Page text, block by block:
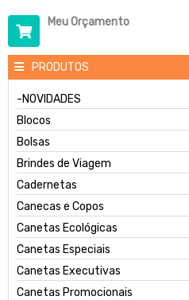
Meu Orçamento
PRODUTOS
-NOVIDADES
Blocos
Bolsas
Brindes de Viagem
Cadernetas
Canecas e Copos
Canetas Ecológicas
Canetas Especiais
Canetas Executivas
Canetas Promocionais